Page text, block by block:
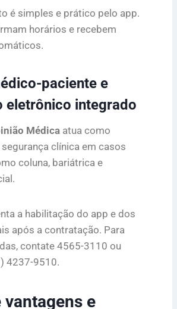
é simples e prático pelo app.
horários e recebem
paciente e
eletrônico integrado
Médica atua como
clínica em casos
coluna, bariátrica e
a habilitação do app e dos
após a contratação. Para
contate 4565-3110 ou
4237-9510.
vantagens e